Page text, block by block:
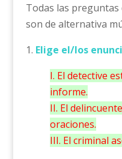
Todas las preguntas
son de alternativa
1. Elige el/los
I. El detective
informe.
II. El
oraciones.
III. El criminal